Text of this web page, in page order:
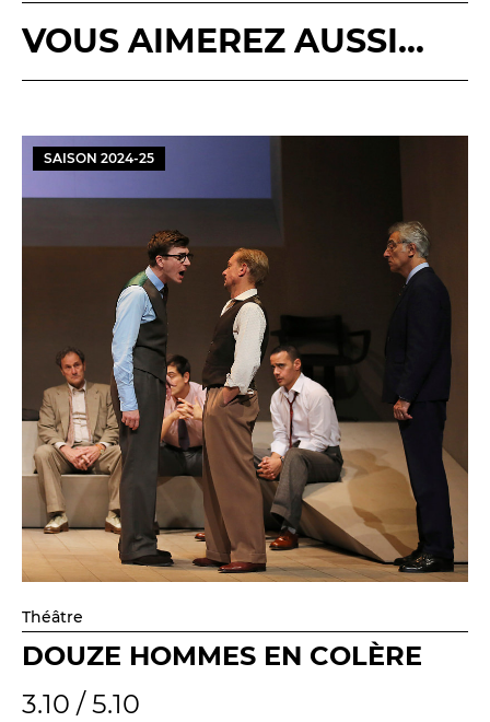
VOUS AIMEREZ AUSSI...
SAISON 2024-25
Théâtre
DOUZE HOMMES EN COLÈRE
3.10 / 5.10